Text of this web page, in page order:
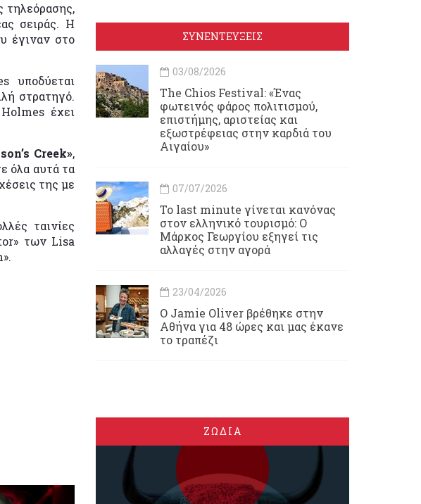
τηλεόρασης,
σειράς. Η
έγιναν στο
υποδύεται
στρατηγό.
έχει
Creek»,
όλα αυτά τα
της με
ταινίες
των Lisa
ΣΥΝΕΝΤΕΥΞΕΙΣ
03/08/2026
Τhe Chios Festival: «Ένας
φωτεινός φάρος πολιτισμού,
επιστήμης, αριστείας και
εξωστρέφειας στην καρδιά του
Αιγαίου»
07/07/2026
Το last minute γίνεται κανόνας
στον ελληνικό τουρισμό: Ο
Μάρκος Γεωργίου εξηγεί τις
αλλαγές στην αγορά
23/04/2026
Ο Jamie Oliver βρέθηκε στην
Αθήνα για 48 ώρες και μας έκανε
το τραπέζι
ΖΩΔΙΑ